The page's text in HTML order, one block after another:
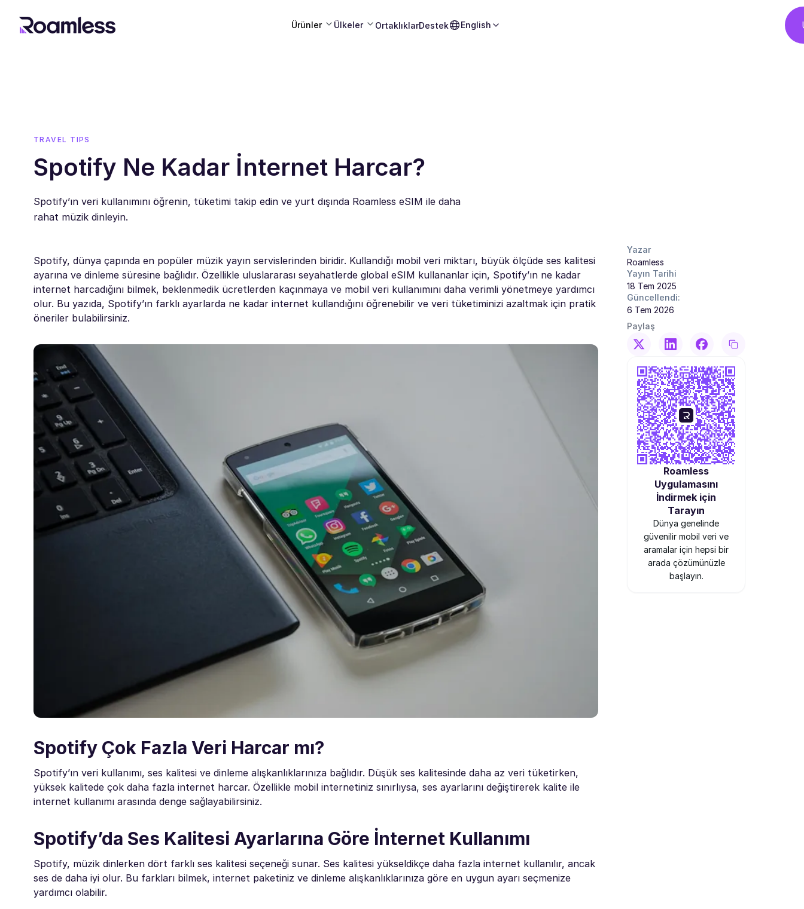
Ürünler Ülkeler OrtaklıklarDestek English
TRAVEL TIPS
Spotify Ne Kadar İnternet Harcar?
Spotify’ın veri kullanımını öğrenin, tüketimi takip edin ve yurt dışında Roamless eSIM ile daha
rahat müzik dinleyin.
Spotify, dünya çapında en popüler müzik yayın servislerinden biridir. Kullandığı mobil veri miktarı, büyük ölçüde ses kalitesi
ayarına ve dinleme süresine bağlıdır. Özellikle uluslararası seyahatlerde global eSIM kullananlar için, Spotify’ın ne kadar
internet harcadığını bilmek, beklenmedik ücretlerden kaçınmaya ve mobil veri kullanımını daha verimli yönetmeye yardımcı
olur. Bu yazıda, Spotify’ın farklı ayarlarda ne kadar internet kullandığını öğrenebilir ve veri tüketiminizi azaltmak için pratik
öneriler bulabilirsiniz.
Spotify Çok Fazla Veri Harcar mı?
Spotify’ın veri kullanımı, ses kalitesi ve dinleme alışkanlıklarınıza bağlıdır. Düşük ses kalitesinde daha az veri tüketirken,
yüksek kalitede çok daha fazla internet harcar. Özellikle mobil internetiniz sınırlıysa, ses ayarlarını değiştirerek kalite ile
internet kullanımı arasında denge sağlayabilirsiniz.
Spotify’da Ses Kalitesi Ayarlarına Göre İnternet Kullanımı
Spotify, müzik dinlerken dört farklı ses kalitesi seçeneği sunar. Ses kalitesi yükseldikçe daha fazla internet kullanılır, ancak
ses de daha iyi olur. Bu farkları bilmek, internet paketiniz ve dinleme alışkanlıklarınıza göre en uygun ayarı seçmenize
yardımcı olabilir.
Yazar
Roamless
Yayın Tarihi
18 Tem 2025
Güncellendi:
6 Tem 2026
Paylaş
Roamless
Uygulamasını
İndirmek için
Tarayın
Dünya genelinde
güvenilir mobil veri ve
aramalar için hepsi bir
arada çözümünüzle
başlayın.